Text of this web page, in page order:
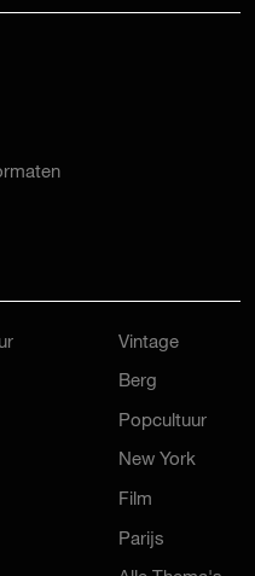
Vintage
Berg
Popcultuur
New York
Film
Parijs